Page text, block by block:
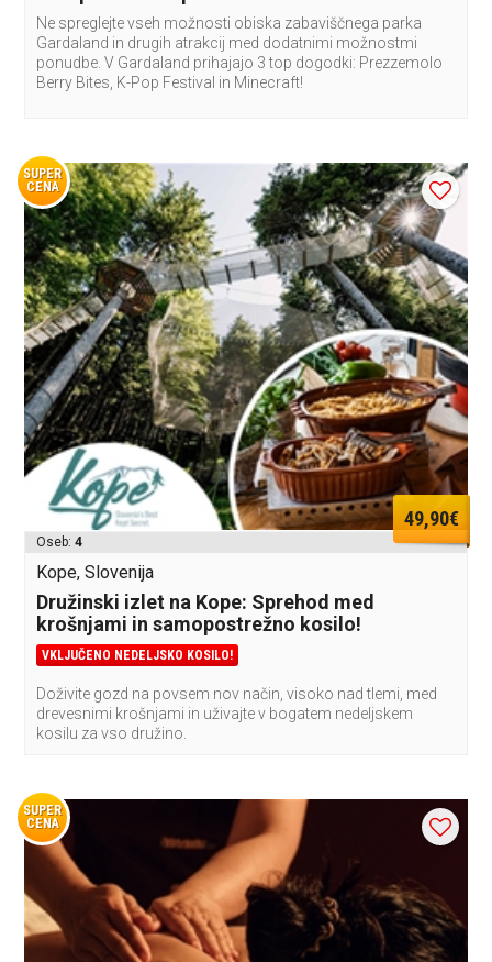
Ne spreglejte vseh možnosti obiska zabaviščnega parka
Gardaland in drugih atrakcij med dodatnimi možnostmi
ponudbe. V Gardaland prihajajo 3 top dogodki: Prezzemolo
Berry Bites, K-Pop Festival in Minecraft!
SUPER
CENA
49,90€
Oseb:4
Kope, Slovenija
Družinski izlet na Kope: Sprehod med
krošnjami in samopostrežno kosilo!
VKLJUČENO NEDELJSKO KOSILO!
Doživite gozd na povsem nov način, visoko nad tlemi, med
drevesnimi krošnjami in uživajte v bogatem nedeljskem
kosilu za vso družino.
SUPER
CENA